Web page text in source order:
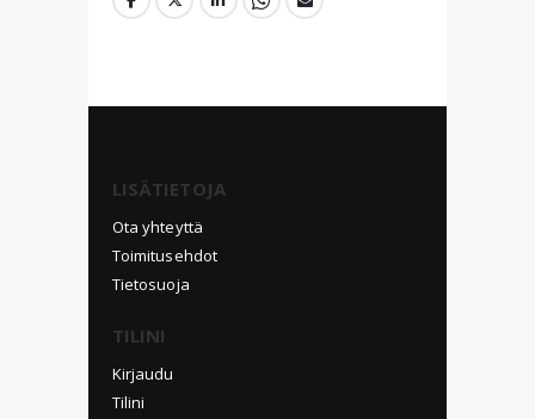
LISÄTIETOJA
Ota yhteyttä
Toimitusehdot
Tietosuoja
TILINI
Kirjaudu
Tilini